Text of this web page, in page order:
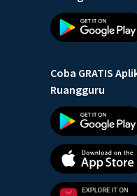
Coba GRATIS
Ruangguru